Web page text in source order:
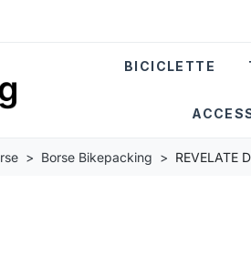
BICICLETTE
Borse Bikepacking REVELATE